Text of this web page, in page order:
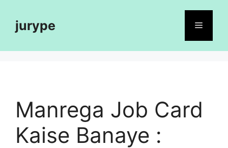
contentjurype Menu
Manrega Job Card
Kaise Banaye :